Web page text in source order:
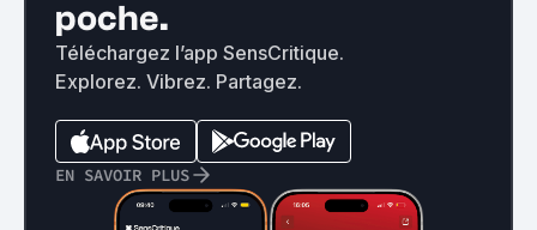
poche.
Téléchargez l’app SensCritique.
Explorez. Vibrez. Partagez.
EN SAVOIR PLUS